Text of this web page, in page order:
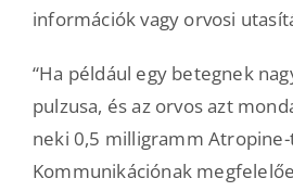
információk vagy orvosi
“Ha például egy betegnek
pulzusa, és az orvos azt
neki 0,5 milligramm Atropine-
Kommunikációnak